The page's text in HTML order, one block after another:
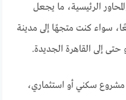
الرئيسية، ما يجعل
سواء كنت متجهًا إلى مدينة
مشروع سكني أو استثماري،